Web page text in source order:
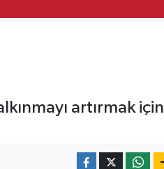
artırmak için